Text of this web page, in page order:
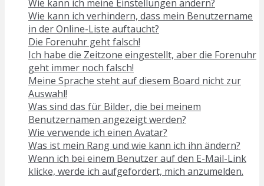
Wie kann ich meine Einstellungen ändern?
Wie kann ich verhindern, dass mein Benutzername
in der Online-Liste auftaucht?
Die Forenuhr geht falsch!
Ich habe die Zeitzone eingestellt, aber die Forenuhr
geht immer noch falsch!
Meine Sprache steht auf diesem Board nicht zur
Auswahl!
Was sind das für Bilder, die bei meinem
Benutzernamen angezeigt werden?
Wie verwende ich einen Avatar?
Was ist mein Rang und wie kann ich ihn ändern?
Wenn ich bei einem Benutzer auf den E-Mail-Link
klicke, werde ich aufgefordert, mich anzumelden.